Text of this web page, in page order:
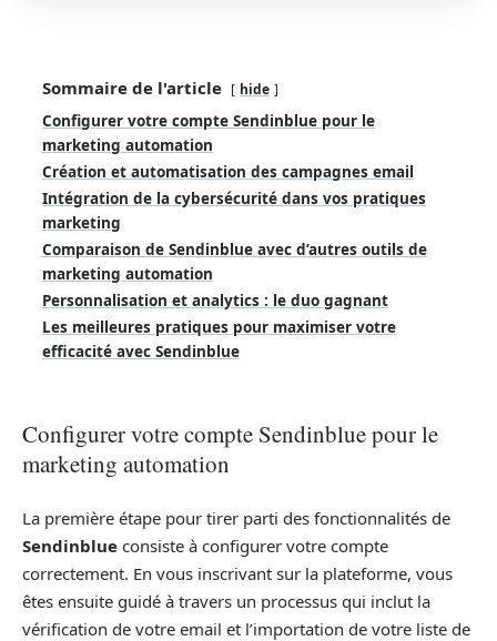
Sommaire de l'article hide
Configurer votre compte Sendinblue pour le
marketing automation
Création et automatisation des campagnes email
Intégration de la cybersécurité dans vos pratiques
marketing
Comparaison de Sendinblue avec d’autres outils de
marketing automation
Personnalisation et analytics : le duo gagnant
Les meilleures pratiques pour maximiser votre
efficacité avec Sendinblue
Configurer votre compte Sendinblue pour le
marketing automation
La première étape pour tirer parti des fonctionnalités de
Sendinblue consiste à configurer votre compte
correctement. En vous inscrivant sur la plateforme, vous
êtes ensuite guidé à travers un processus qui inclut la
vérification de votre email et l’importation de votre liste de